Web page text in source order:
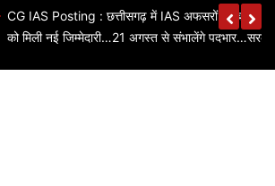
CG IAS Posting : छत्तीसगढ़ में IAS अफसरों का बड़ा
को मिली नई जिम्मेदारी…21 अगस्त से संभालेंगे